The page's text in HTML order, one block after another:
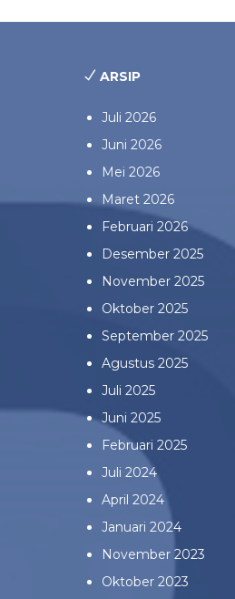
ARSIP
Juli 2026
Juni 2026
Mei 2026
Maret 2026
Februari 2026
Desember 2025
November 2025
Oktober 2025
September 2025
Agustus 2025
Juli 2025
Juni 2025
Februari 2025
Juli 2024
April 2024
Januari 2024
November 2023
Oktober 2023